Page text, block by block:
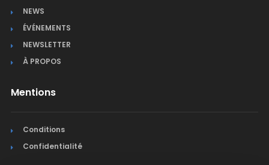
NEWS
ÉVÉNEMENTS
NEWSLETTER
À PROPOS
Mentions
Conditions
Confidentialité